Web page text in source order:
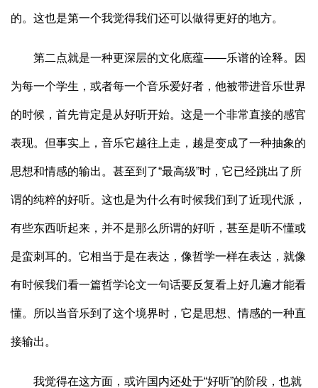
的。这也是第一个我觉得我们还可以做得更好的地方。
第二点就是一种更深层的文化底蕴——乐谱的诠释。因
为每一个学生，或者每一个音乐爱好者，他被带进音乐世界
的时候，首先肯定是从好听开始。这是一个非常直接的感官
表现。但事实上，音乐它越往上走，越是变成了一种抽象的
思想和情感的输出。甚至到了“最高级”时，它已经跳出了所
谓的纯粹的好听。这也是为什么有时候我们到了近现代派，
有些东西听起来，并不是那么所谓的好听，甚至是听不懂或
是蛮刺耳的。它相当于是在表达，像哲学一样在表达，就像
有时候我们看一篇哲学论文一句话要反复看上好几遍才能看
懂。所以当音乐到了这个境界时，它是思想、情感的一种直
接输出。
我觉得在这方面，或许国内还处于“好听”的阶段，也就